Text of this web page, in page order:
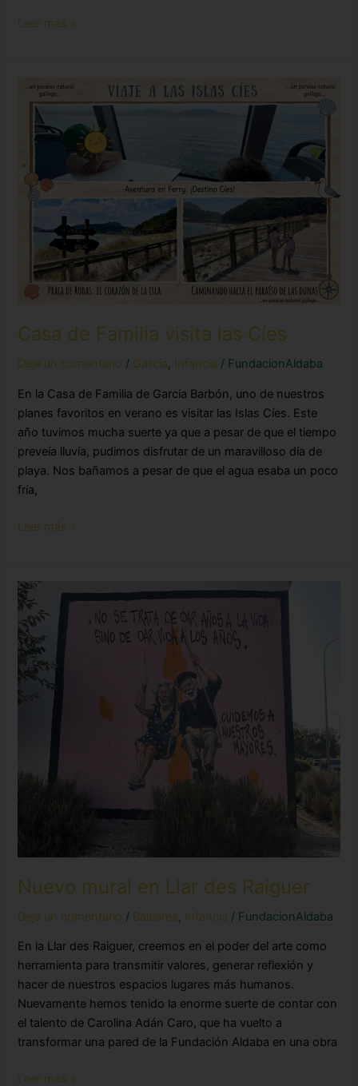
Leer más »
Casa de Familia visita las Cíes
Deja un comentario / Galicia, Infancia / FundacionAldaba
En la Casa de Familia de García Barbón, uno de nuestros
planes favoritos en verano es visitar las Islas Cíes. Este
año tuvimos mucha suerte ya que a pesar de que el tiempo
preveía lluvía, pudimos disfrutar de un maravilloso día de
playa. Nos bañamos a pesar de que el agua esaba un poco
fría,
Casa
de
Familia
visita
Cíes
Leer más »
Nuevo mural en Llar des Raiguer
Deja un comentario / Baleares, Infancia / FundacionAldaba
En la Llar des Raiguer, creemos en el poder del arte como
herramienta para transmitir valores, generar reflexión y
hacer de nuestros espacios lugares más humanos.
Nuevamente hemos tenido la enorme suerte de contar con
el talento de Carolina Adán Caro, que ha vuelto a
transformar una pared de la Fundación Aldaba en una obra
Nuevo
mural
en
Llar
des
Raiguer
Leer más »